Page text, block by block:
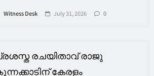
Witness Desk July 31, 2026 0
രചയിതാവ് രാജു
കേരളം